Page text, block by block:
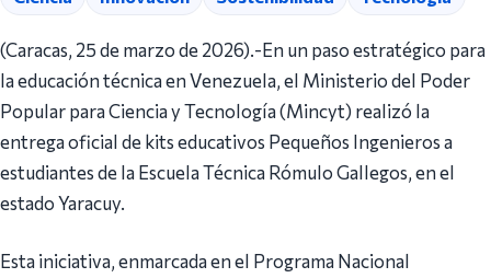
(Caracas, 25 de marzo de 2026).-En un paso estratégico para
la educación técnica en Venezuela, el Ministerio del Poder
Popular para Ciencia y Tecnología (Mincyt) realizó la
entrega oficial de kits educativos Pequeños Ingenieros a
estudiantes de la Escuela Técnica Rómulo Gallegos, en el
estado Yaracuy.
Esta iniciativa, enmarcada en el Programa Nacional